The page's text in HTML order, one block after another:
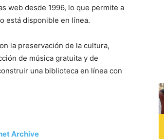
web desde 1996, lo que permite a
está disponible en línea.
la preservación de la cultura,
de música gratuita y de
una biblioteca en línea con
Archive